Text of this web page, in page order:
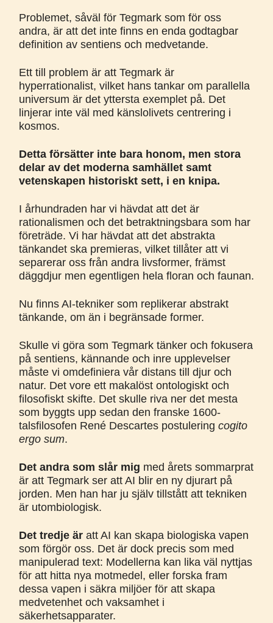
Problemet, såväl för Tegmark som för oss
andra, är att det inte finns en enda godtagbar
definition av sentiens och medvetande.
Ett till problem är att Tegmark är
hyperrationalist, vilket hans tankar om parallella
universum är det yttersta exemplet på. Det
linjerar inte väl med känslolivets centrering i
kosmos.
Detta försätter inte bara honom, men stora
delar av det moderna samhället samt
vetenskapen historiskt sett, i en knipa.
I århundraden har vi hävdat att det är
rationalismen och det betraktningsbara som har
företräde. Vi har hävdat att det abstrakta
tänkandet ska premieras, vilket tillåter att vi
separerar oss från andra livsformer, främst
däggdjur men egentligen hela floran och faunan.
Nu finns AI-tekniker som replikerar abstrakt
tänkande, om än i begränsade former.
Skulle vi göra som Tegmark tänker och fokusera
på sentiens, kännande och inre upplevelser
måste vi omdefiniera vår distans till djur och
natur. Det vore ett makalöst ontologiskt och
filosofiskt skifte. Det skulle riva ner det mesta
som byggts upp sedan den franske 1600-
talsfilosofen René Descartes postulering cogito
ergo sum.
Det andra som slår mig med årets sommarprat
är att Tegmark ser att AI blir en ny djurart på
jorden. Men han har ju själv tillstått att tekniken
är utombiologisk.
Det tredje är att AI kan skapa biologiska vapen
som förgör oss. Det är dock precis som med
manipulerad text: Modellerna kan lika väl nyttjas
för att hitta nya motmedel, eller forska fram
dessa vapen i säkra miljöer för att skapa
medvetenhet och vaksamhet i
säkerhetsapparater.